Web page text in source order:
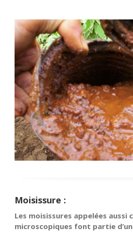
Moisissure :
Les moisissures appelées aussi
microscopiques font partie